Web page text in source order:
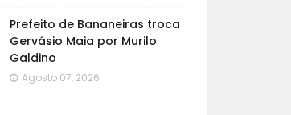
Prefeito de Bananeiras troca
Gervásio Maia por Murilo
Galdino
Agosto 07, 2026